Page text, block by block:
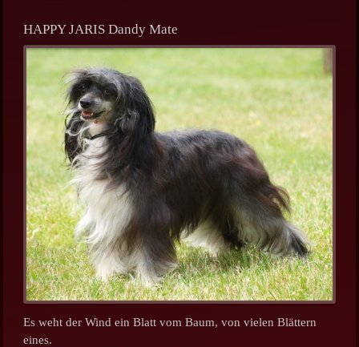
HAPPY JARIS Dandy Mate
Es weht der Wind ein Blatt vom Baum, von vielen Blättern
eines.